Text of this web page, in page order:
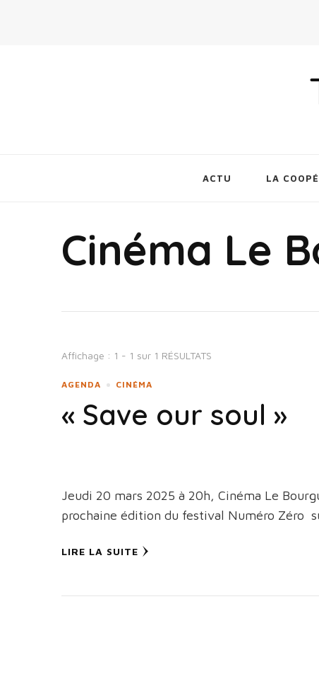
ACTU LA
Cinéma Le
Affichage : 1 - 1 sur 1 RÉSULTATS
AGENDA CINÉMA
« Save our soul »
Jeudi 20 mars 2025 à 20h, Cinéma Le
prochaine édition du festival Numéro Zéro
LIRE LA SUITE